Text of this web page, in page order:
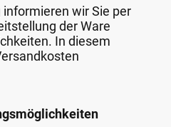
wir Sie per
der Ware
In diesem